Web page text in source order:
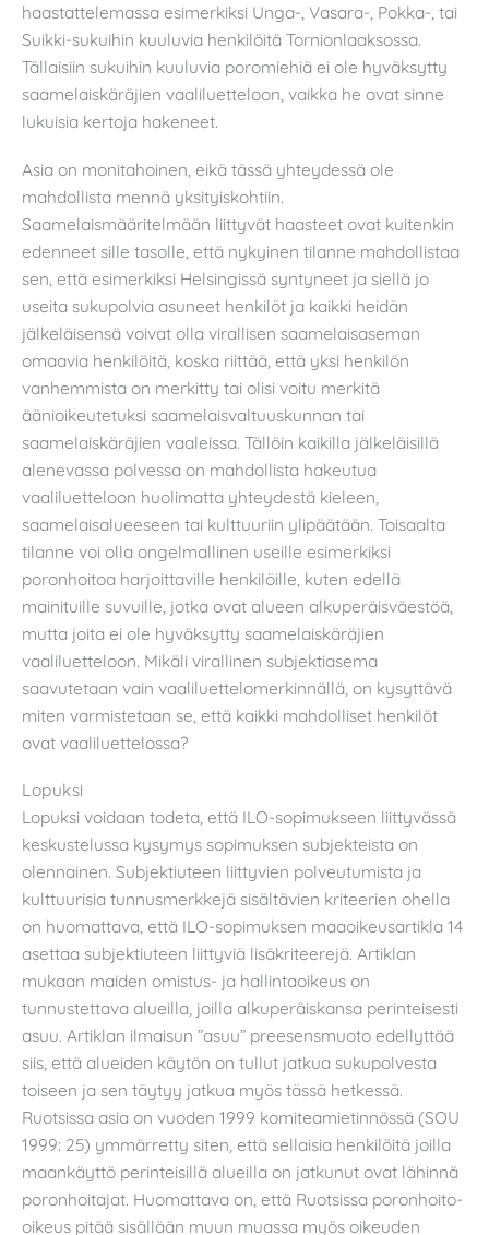
haastattelemassa esimerkiksi Unga-, Vasara-, Pokka-, tai
Suikki-sukuihin kuuluvia henkilöitä Tornionlaaksossa.
Tällaisiin sukuihin kuuluvia poromiehiä ei ole hyväksytty
saamelaiskäräjien vaaliluetteloon, vaikka he ovat sinne
lukuisia kertoja hakeneet.
Asia on monitahoinen, eikä tässä yhteydessä ole
mahdollista mennä yksityiskohtiin.
Saamelaismääritelmään liittyvät haasteet ovat kuitenkin
edenneet sille tasolle, että nykyinen tilanne mahdollistaa
sen, että esimerkiksi Helsingissä syntyneet ja siellä jo
useita sukupolvia asuneet henkilöt ja kaikki heidän
jälkeläisensä voivat olla virallisen saamelaisaseman
omaavia henkilöitä, koska riittää, että yksi henkilön
vanhemmista on merkitty tai olisi voitu merkitä
äänioikeutetuksi saamelaisvaltuuskunnan tai
saamelaiskäräjien vaaleissa. Tällöin kaikilla jälkeläisillä
alenevassa polvessa on mahdollista hakeutua
vaaliluetteloon huolimatta yhteydestä kieleen,
saamelaisalueeseen tai kulttuuriin ylipäätään. Toisaalta
tilanne voi olla ongelmallinen useille esimerkiksi
poronhoitoa harjoittaville henkilöille, kuten edellä
mainituille suvuille, jotka ovat alueen alkuperäisväestöä,
mutta joita ei ole hyväksytty saamelaiskäräjien
vaaliluetteloon. Mikäli virallinen subjektiasema
saavutetaan vain vaaliluettelomerkinnällä, on kysyttävä
miten varmistetaan se, että kaikki mahdolliset henkilöt
ovat vaaliluettelossa?
Lopuksi
Lopuksi voidaan todeta, että ILO-sopimukseen liittyvässä
keskustelussa kysymys sopimuksen subjekteista on
olennainen. Subjektiuteen liittyvien polveutumista ja
kulttuurisia tunnusmerkkejä sisältävien kriteerien ohella
on huomattava, että ILO-sopimuksen maaoikeusartikla 14
asettaa subjektiuteen liittyviä lisäkriteerejä. Artiklan
mukaan maiden omistus- ja hallintaoikeus on
tunnustettava alueilla, joilla alkuperäiskansa perinteisesti
asuu. Artiklan ilmaisun ”asuu” preesensmuoto edellyttää
siis, että alueiden käytön on tullut jatkua sukupolvesta
toiseen ja sen täytyy jatkua myös tässä hetkessä.
Ruotsissa asia on vuoden 1999 komiteamietinnössä (SOU
1999: 25) ymmärretty siten, että sellaisia henkilöitä joilla
maankäyttö perinteisillä alueilla on jatkunut ovat lähinnä
poronhoitajat. Huomattava on, että Ruotsissa poronhoito-
oikeus pitää sisällään muun muassa myös oikeuden